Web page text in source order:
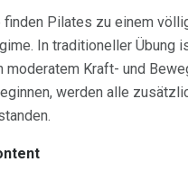
finden Pilates zu einem
In traditioneller Übung
moderatem Kraft- und
werden alle